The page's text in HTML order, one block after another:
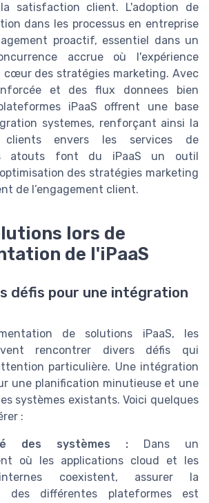
satisfaction client. L'adoption de
dans les processus en entreprise
proactif, essentiel dans un
accrue où l'expérience
des stratégies marketing. Avec
et des flux donnees bien
iPaaS offrent une base
systemes, renforçant ainsi la
clients envers les services de
atouts font du iPaaS un outil
des stratégies marketing
de l’engagement client.
lors de
de l'iPaaS
défis pour une intégration
de solutions iPaaS, les
rencontrer divers défis qui
particulière. Une intégration
une planification minutieuse et une
systèmes existants. Voici quelques
:
des systèmes : Dans un
où les applications cloud et les
coexistent, assurer la
des différentes plateformes est